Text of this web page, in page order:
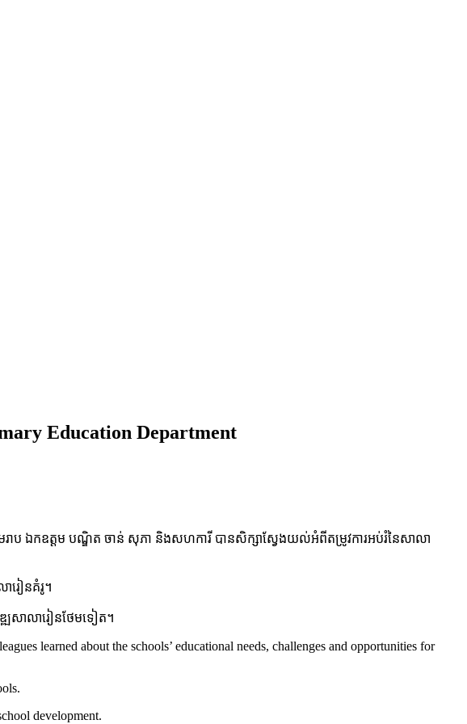
Education Department
ាប ឯកឧត្តម បណ្ឌិត ចាន់ សុភា និងសហការី បានសិក្សាស្វែងយល់អំពីតម្រូវការអប់រំនៃសាលា
រៀនគំរូ។
ឍសាលារៀនថែមទៀត។
learned about the schools’ educational needs, challenges and opportunities for
development.